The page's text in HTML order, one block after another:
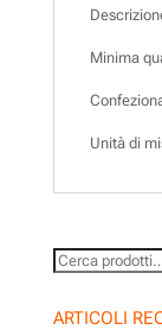
Minima
Unità di
Cerca:
ARTICOLI